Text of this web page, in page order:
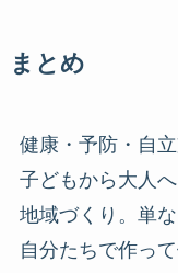
まとめ
健康・予防・自
子どもから大人
地域づくり。単
自分たちで作っ